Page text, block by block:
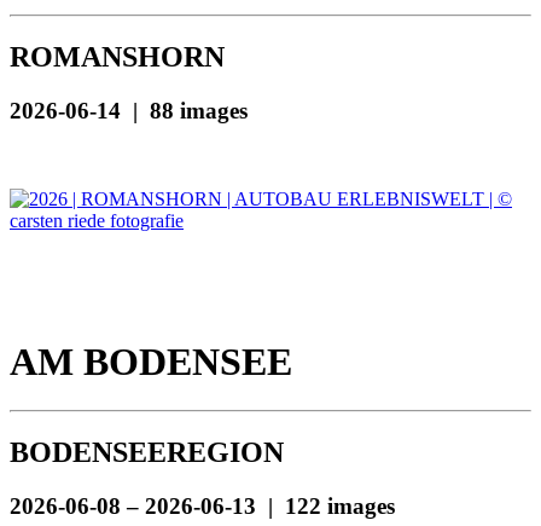
ROMANSHORN
2026-06-14 | 88 images
AM BODENSEE
BODENSEEREGION
2026-06-08 – 2026-06-13 | 122 images